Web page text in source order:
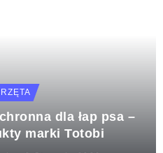
dla łap psa –
marki Totobi